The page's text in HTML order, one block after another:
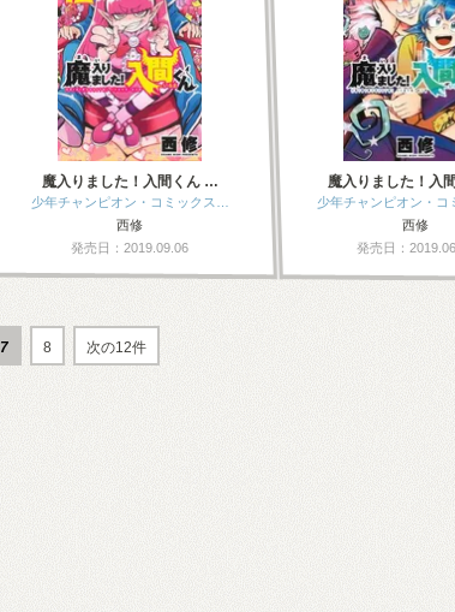
魔入りました！入間くん …
少年チャンピオン・コミックス…
西修
発売日：2019.09.06
魔入りました！入
少年チャンピオン・コ
西修
発売日：
7 8 次の12件